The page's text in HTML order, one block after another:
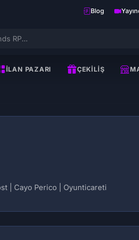
Blog
İLAN PAZARI ÇEKILIŞ
| Cayo Perico | Oyunticareti